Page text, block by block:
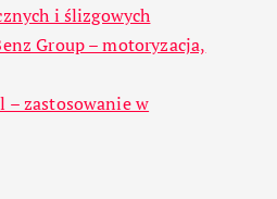
i ślizgowych
Group – motoryzacja,
zastosowanie w